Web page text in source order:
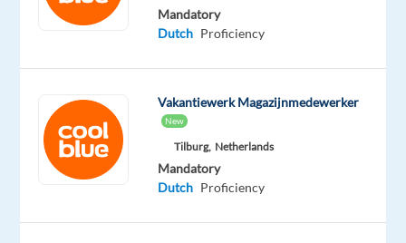
ons
bedrijf
we
meer
dan
alleen
Mandatory
Dutch Proficiency
Vakantiewerk Magazijnmedewerker
New
Tilburg, Netherlands
Mandatory
Dutch Proficiency